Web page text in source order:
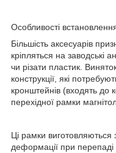
Особливості
Більшість аксесуарів
кріпляться на заводські
чи різати пластик.
конструкції, які
кронштейнів (входять до
перехідної рамки
Ці рамки виготовляються
деформації при